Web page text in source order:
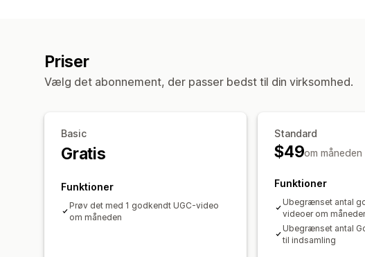
Priser
Vælg det abonnement, der passer bedst til din virksomhed.
Basic
Gratis
Funktioner
Prøv det med 1 godkendt UGC-video
om måneden
Standard
$49om måneden
Funktioner
Ubegrænset antal
videoer om
Ubegrænset antal
til indsamling